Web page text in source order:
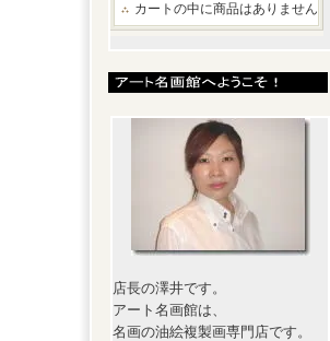
カートの中に商品はありません
店長の澤井です。
アート名画館は、
名画の油絵複製画専門店です。